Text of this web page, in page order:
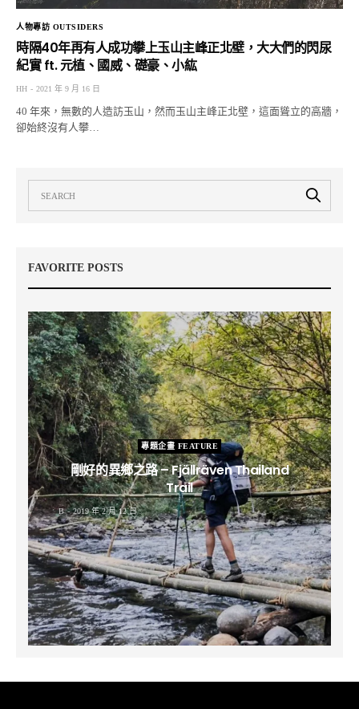
人物專訪 OUTSIDERS
時隔40年再有人成功攀上玉山主峰正北壁，大大們的閃尿
紀實 ft. 元植、國威、礎豪、小紘
HH 2021 年 9 月 16 日
40 年來，無數的人造訪玉山，然而玉山主峰正北壁，這面聳立的高牆，
卻始終沒有人攀…
FAVORITE POSTS
專題企畫 FEATURE
剛好的異鄉之路 – Fjällräven Thailand
Trail
B 2019 年 2 月 12 日